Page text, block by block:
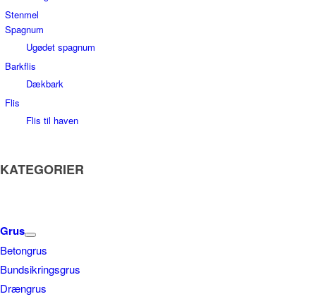
Stenmel
Spagnum
Ugødet spagnum
Barkflis
Dækbark
Flis
Flis til haven
KATEGORIER
Grus
Betongrus
Bundsikringsgrus
Drængrus